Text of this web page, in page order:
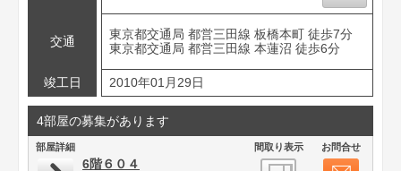
交通
東京都交通局 都営三田線 板橋本町 徒歩7分
東京都交通局 都営三田線 本蓮沼 徒歩6分
竣工日 2010年01月29日
4部屋の募集があります
部屋詳細 間取り表示 お問合せ
6階６０４